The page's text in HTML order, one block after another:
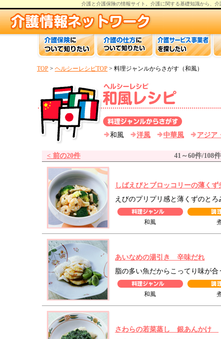
介護と介護保険の情報サイト。 介護に関する基礎知識から、 介
TOP > ヘルシーレシピTOP > 料理ジャンルからさがす（和風）
和風 洋風 中華風 アジア
< 前の20件 41～60件/108件
しばえびとブロッコリーの薄くず
えびのプリプリ感と薄くずのとろ
和風
あいなめの湯引き 辛味だれ
脂の多い魚だからこってり味が合
和風
さわらの若菜蒸し 銀あんかけ